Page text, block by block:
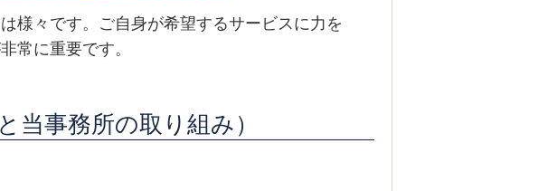
様々です。ご自身が希望するサービスに力を
常に重要です。
事務所の取り組み）